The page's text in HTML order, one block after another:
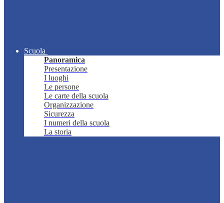
Scuola
Panoramica
Presentazione
I luoghi
Le persone
Le carte della scuola
Organizzazione
Sicurezza
I numeri della scuola
La storia